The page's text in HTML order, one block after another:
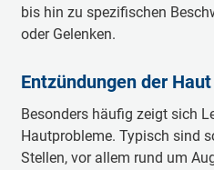
bis hin zu spezifischen
oder Gelenken.
Entzündungen der Haut
Besonders häufig zeigt sich
Hautprobleme. Typisch sind
Stellen, vor allem rund um